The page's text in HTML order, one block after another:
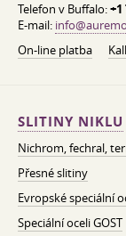
Telefon v Buffalo:+1
E-mail:
On-line platba
SLITINY NIKLU
Nichrom, fechral,
Přesné slitiny
Evropské speciální
Speciální oceli GOST